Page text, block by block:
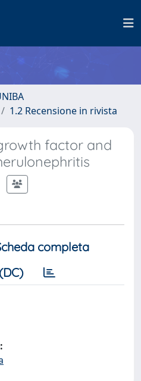
1.2 Recensione in rivista
factor and
completa